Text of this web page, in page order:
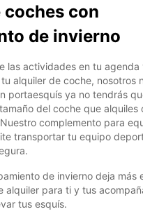
con
de invierno
las actividades en tu agenda
alquiler de coche, nosotros
portaesquís ya no tendrás
del coche que alquiles
complemento para
transportar tu equipo
de invierno deja más
alquiler para ti y tus
tus esquís.